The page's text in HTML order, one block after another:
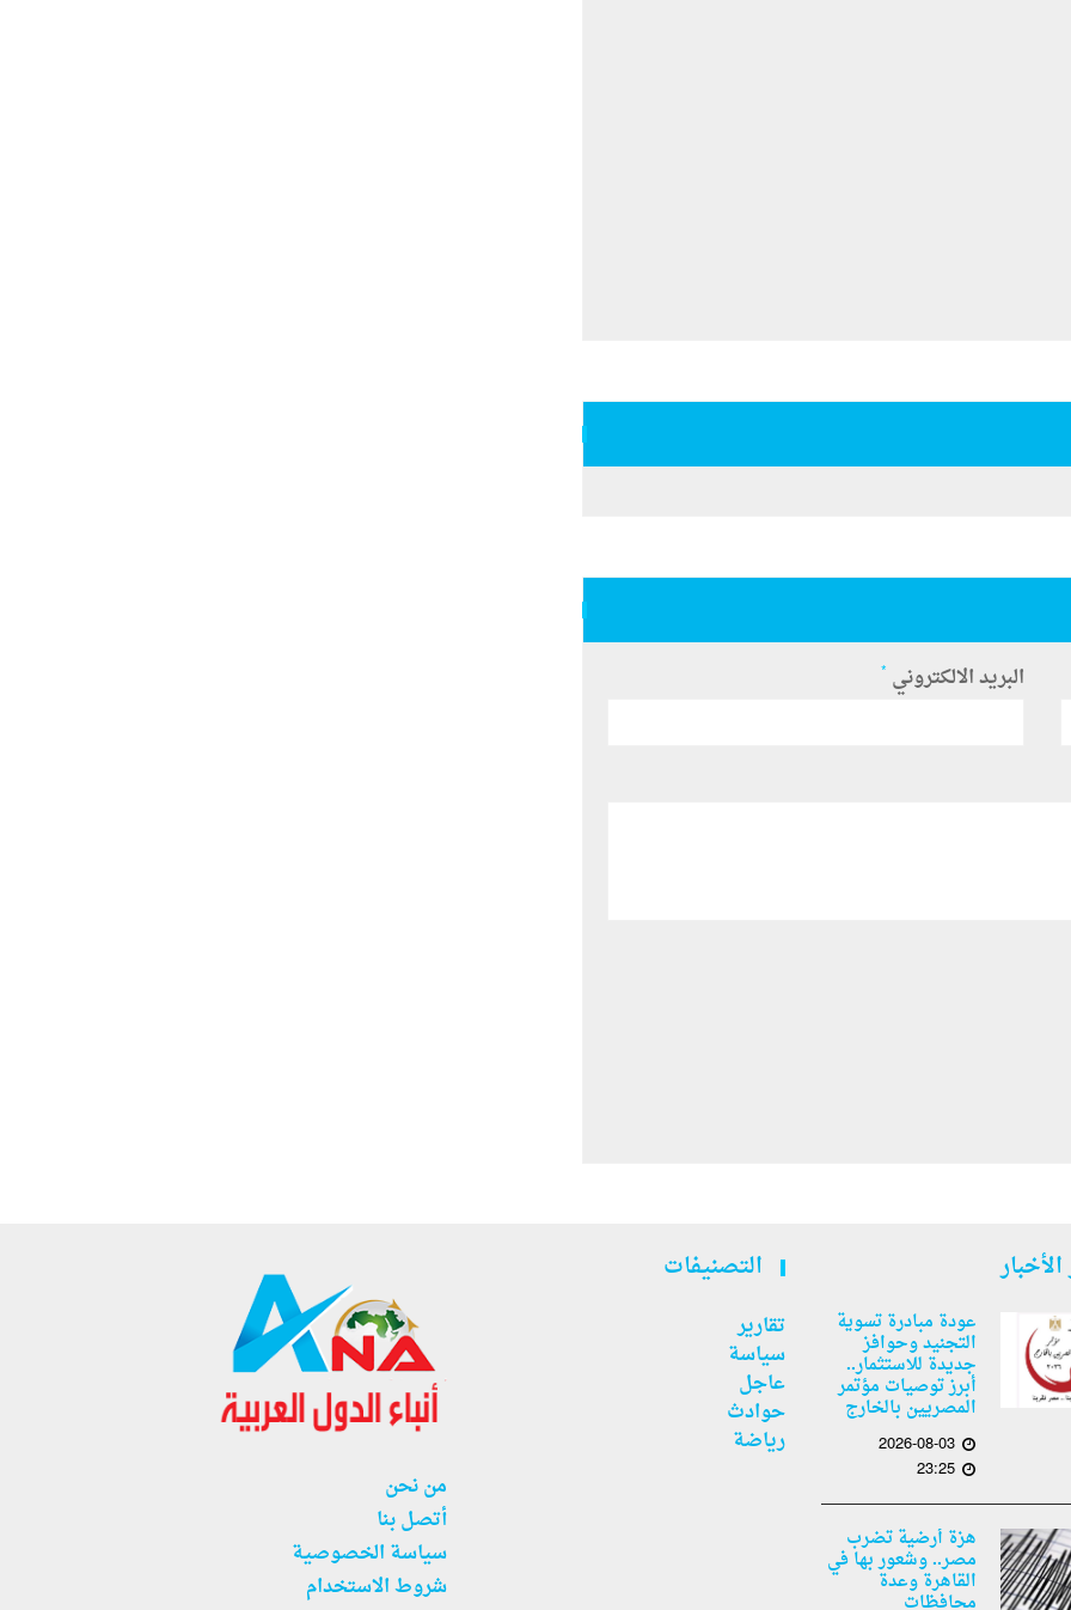
البريد الالكتروني *
عودة مبادرة تسوية
التجنيد وحوافز
جديدة للاستثمار..
أبرز توصيات مؤتمر
المصريين بالخارج
2026-08-03
23:25
هزة أرضية تضرب
مصر.. وشعور بها في
القاهرة وعدة
التصنيفات
تقارير
سياسة
عاجل
حوادث
رياضة
من نحن
أتصل بنا
سياسة الخصوصية
شروط الاستخدام